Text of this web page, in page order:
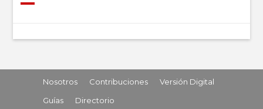
Nosotros Contribuciones
Versión Digital
Guías
Directorio